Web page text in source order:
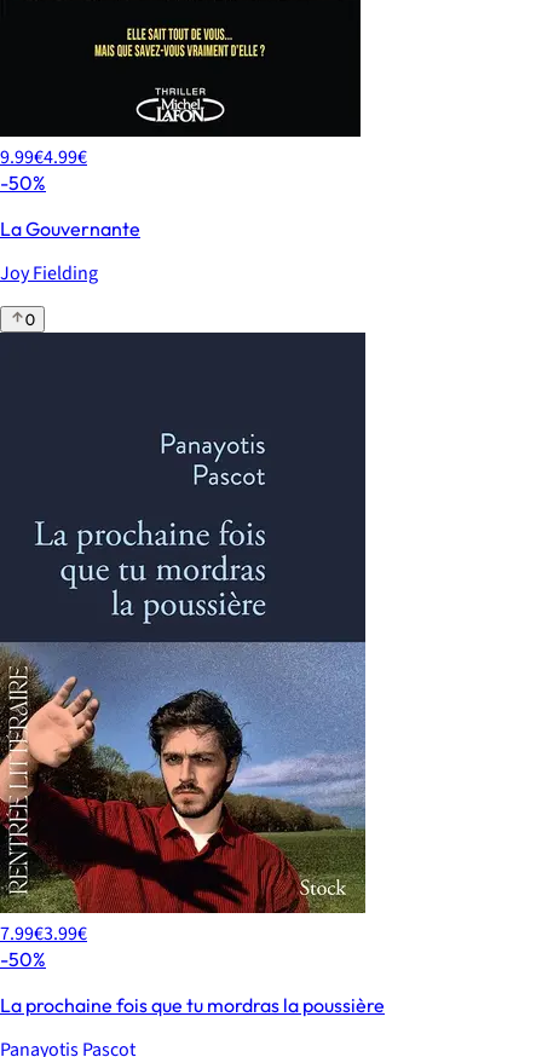
9.99€4.99€
-50%
La Gouvernante
Joy Fielding
0
7.99€3.99€
-50%
La prochaine fois que tu mordras la poussière
Panayotis Pascot